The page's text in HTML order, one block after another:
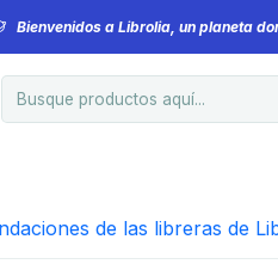
de las libreras de
Bienvenidos a Librolia, un planeta